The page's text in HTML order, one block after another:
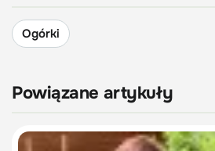
Ogórki
Powiązane artykuły